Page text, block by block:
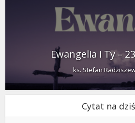
Ewangelia i Ty –
ks. Stefan
Cytat na dziś